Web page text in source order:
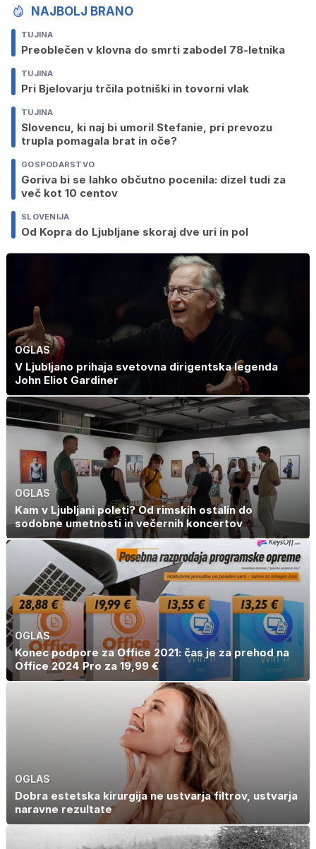
NAJBOLJ BRANO
TUJINA
Preoblečen v klovna do smrti zabodel 78-letnika
TUJINA
Pri Bjelovarju trčila potniški in tovorni vlak
TUJINA
Slovencu, ki naj bi umoril Stefanie, pri prevozu
trupla pomagala brat in oče?
GOSPODARSTVO
Goriva bi se lahko občutno pocenila: dizel tudi za
več kot 10 centov
SLOVENIJA
Od Kopra do Ljubljane skoraj dve uri in pol
OGLAS
V Ljubljano prihaja svetovna dirigentska legenda
John Eliot Gardiner
OGLAS
Kam v Ljubljani poleti? Od rimskih ostalin do
sodobne umetnosti in večernih koncertov
OGLAS
Konec podpore za Office 2021: čas je za prehod na
Office 2024 Pro za 19,99 €
OGLAS
Dobra estetska kirurgija ne ustvarja filtrov, ustvarja
naravne rezultate